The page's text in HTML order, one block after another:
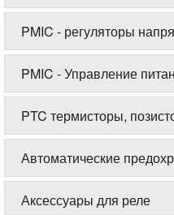
PMIC - регуляторы
PMIC - Управление
PTC термисторы,
Автоматические
Аксессуары для реле